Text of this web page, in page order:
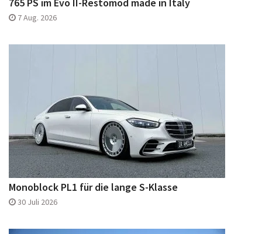
765 PS im Evo II-Restomod made in Italy
7 Aug. 2026
Monoblock PL1 für die lange S-Klasse
30 Juli 2026